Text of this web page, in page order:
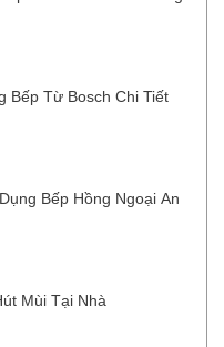
Bếp Từ Bosch Chi Tiết
Bếp Hồng Ngoại An
Mùi Tại Nhà